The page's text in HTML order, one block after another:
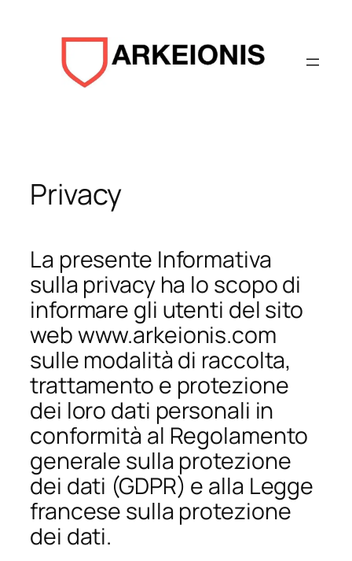
Privacy
La presente Informativa
sulla privacy ha lo scopo di
informare gli utenti del sito
web www.arkeionis.com
sulle modalità di raccolta,
trattamento e protezione
dei loro dati personali in
conformità al Regolamento
generale sulla protezione
dei dati (GDPR) e alla Legge
francese sulla protezione
dei dati.